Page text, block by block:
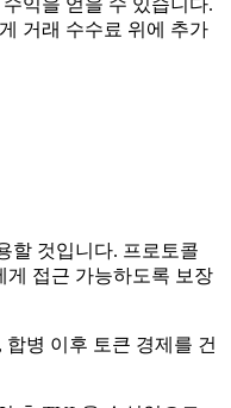
익을 얻을 수 있습니다.
거래 수수료 위에 추가
할 것입니다. 프로토콜
게 접근 가능하도록 보장
병 이후 토큰 경제를 건